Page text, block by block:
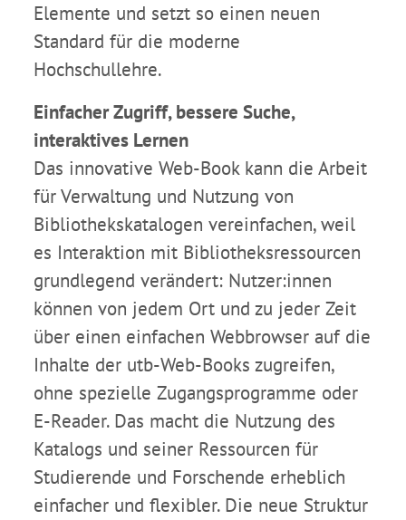
Elemente und setzt so einen neuen
Standard für die moderne
Hochschullehre.
Einfacher Zugriff, bessere Suche,
interaktives Lernen
Das innovative Web-Book kann die Arbeit
für Verwaltung und Nutzung von
Bibliothekskatalogen vereinfachen, weil
es Interaktion mit Bibliotheksressourcen
grundlegend verändert: Nutzer:innen
können von jedem Ort und zu jeder Zeit
über einen einfachen Webbrowser auf die
Inhalte der utb-Web-Books zugreifen,
ohne spezielle Zugangsprogramme oder
E-Reader. Das macht die Nutzung des
Katalogs und seiner Ressourcen für
Studierende und Forschende erheblich
einfacher und flexibler. Die neue Struktur